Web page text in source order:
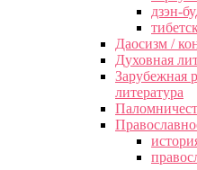
дзэн-
Даосизм /
Духовная
Зарубежная
литература